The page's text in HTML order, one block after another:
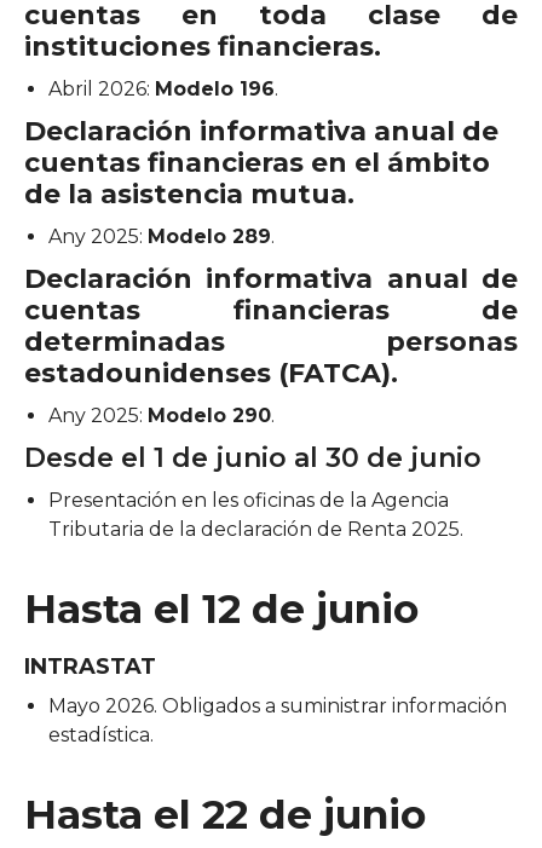
cuentas en toda clase de
instituciones financieras.
Abril 2026: Modelo 196.
Declaración informativa anual de
cuentas financieras en el ámbito
de la asistencia mutua.
Any 2025: Modelo 289.
Declaración informativa anual de
cuentas financieras de
determinadas personas
estadounidenses (FATCA).
Any 2025: Modelo 290.
Desde el 1 de junio al 30 de junio
Presentación en les oficinas de la Agencia
Tributaria de la declaración de Renta 2025.
Hasta el 12 de junio
INTRASTAT
Mayo 2026. Obligados a suministrar información
estadística.
Hasta el 22 de junio